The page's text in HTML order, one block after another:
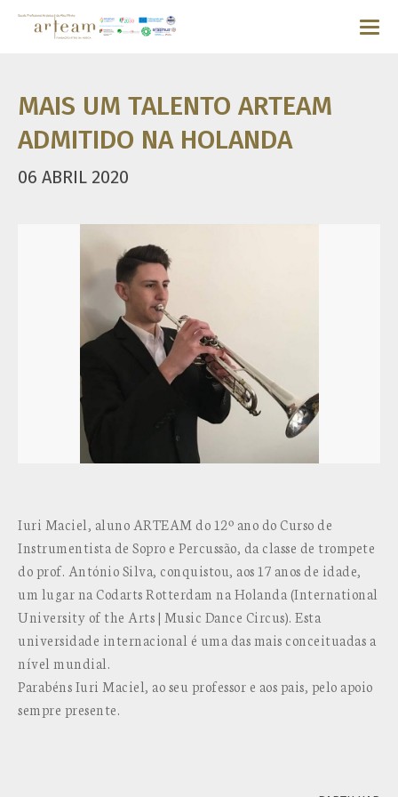
MAIS UM TALENTO ARTEAM
ADMITIDO NA HOLANDA
06 ABRIL 2020
Iuri Maciel, aluno ARTEAM do 12º ano do Curso de
Instrumentista de Sopro e Percussão, da classe de trompete
do prof. António Silva, conquistou, aos 17 anos de idade,
um lugar na Codarts Rotterdam na Holanda (International
University of the Arts | Music Dance Circus). Esta
universidade internacional é uma das mais conceituadas a
nível mundial.
Parabéns Iuri Maciel, ao seu professor e aos pais, pelo apoio
sempre presente.